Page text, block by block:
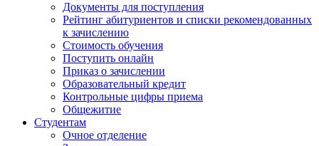
Документы для поступления
Рейтинг абитуриентов и списки рекомендованных
к зачислению
Стоимость обучения
Поступить онлайн
Приказ о зачислении
Образовательный кредит
Контрольные цифры приема
Общежитие
Студентам
Очное отделение